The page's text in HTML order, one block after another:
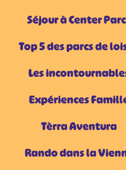
Séjour à Center
Top 5 des parcs de
Les
Expériences
Tèrra Aventura
Rando dans la